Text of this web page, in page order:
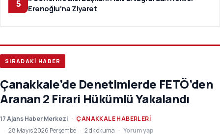
5
Erenoğlu'na Ziyaret
SIRADAKİ HABER
Çanakkale’de Denetimlerde FETÖ’den
Aranan 2 Firari Hükümlü Yakalandı
17 Ajans Haber Merkezi
ÇANAKKALE HABERLERI
28 Mayıs 2026 Perşembe
2 dk okuma Yorum yap